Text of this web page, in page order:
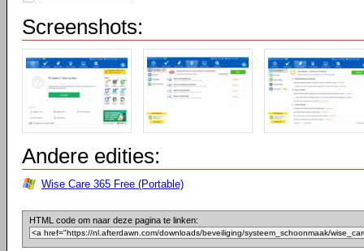
Screenshots:
Andere edities:
Wise Care 365 Free (Portable)
HTML code om naar deze pagina te linken: